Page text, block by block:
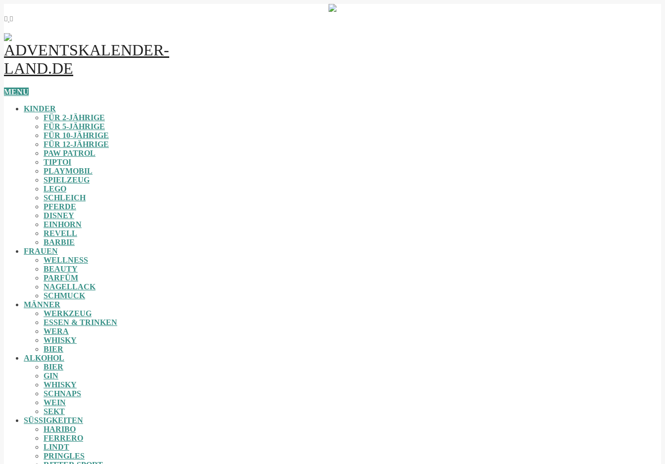
MENU
KINDER
FÜR 2-JÄHRIGE
FÜR 5-JÄHRIGE
FÜR 10-JÄHRIGE
FÜR 12-JÄHRIGE
PAW PATROL
TIPTOI
PLAYMOBIL
SPIELZEUG
LEGO
SCHLEICH
PFERDE
DISNEY
EINHORN
REVELL
BARBIE
FRAUEN
WELLNESS
BEAUTY
PARFÜM
NAGELLACK
SCHMUCK
MÄNNER
WERKZEUG
ESSEN & TRINKEN
WERA
WHISKY
BIER
ALKOHOL
BIER
GIN
WHISKY
SCHNAPS
WEIN
SEKT
SÜSSIGKEITEN
HARIBO
FERRERO
LINDT
PRINGLES